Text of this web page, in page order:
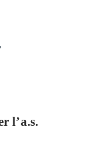
l’a.s.